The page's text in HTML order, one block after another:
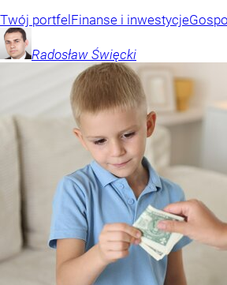
Twój portfel Finanse i inwestycje
Radosław Święcki